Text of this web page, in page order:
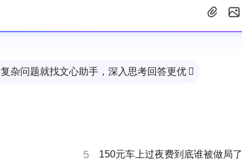
复杂问题就找文心助手，深入思考回答更优 
5 150元车上过夜费到底谁被做局了